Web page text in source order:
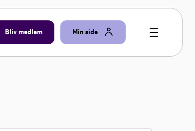
Bliv medlem Min side